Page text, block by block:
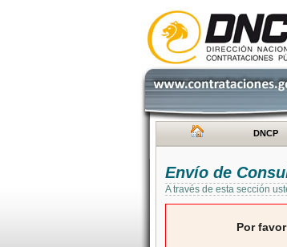
DNCP
Envío de
A través de esta sección
Por